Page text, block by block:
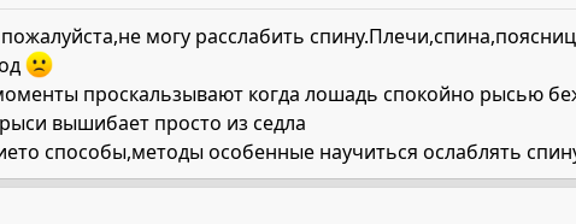
могу расслабить
проскальзывают когда лошадь спокойно рысью
вышибает просто из седла
способы,методы особенные научиться ослаблять